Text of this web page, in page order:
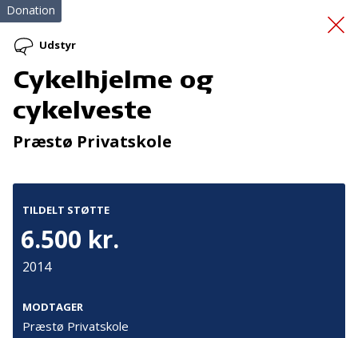
Sproggaven
Donation
Udstyr
Cykelhjelme og
cykelveste
Præstø Privatskole
TILDELT STØTTE
6.500 kr.
2014
MODTAGER
Præstø Privatskole
Tilmeld nyhedsbrev
De seneste nyheder om TrygFondens og TryghedsGruppens
Tilmeld